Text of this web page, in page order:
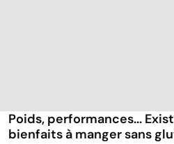
Poids, performances...
bienfaits à manger sans